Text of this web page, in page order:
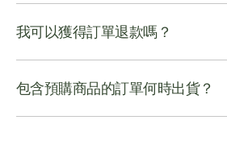
我可以獲得訂單退款嗎？
包含預購商品的訂單何時出貨？